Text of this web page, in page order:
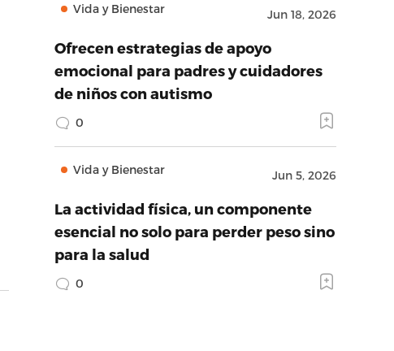
Vida y Bienestar Jun 18, 2026
Ofrecen estrategias de apoyo
emocional para padres y cuidadores
de niños con autismo
0
Vida y Bienestar Jun 5, 2026
La actividad física, un componente
esencial no solo para perder peso sino
para la salud
0